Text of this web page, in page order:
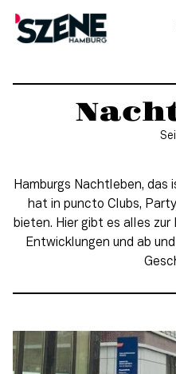
Inhalt
Hamburgs Nachtleben, das
hat in puncto Clubs,
bieten. Hier gibt es alles zur
Entwicklungen und ab